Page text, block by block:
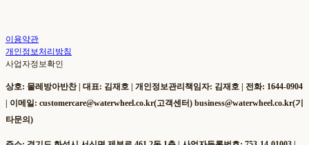
이용약관
개인정보처리방침
사업자정보확인
상호: 물레방아반찬 | 대표: 김재호 | 개인정보관리책임자: 김재호 | 전화: 1644-0904
| 이메일: customercare@waterwheel.co.kr(고객센터) business@waterwheel.co.kr(기
타문의)